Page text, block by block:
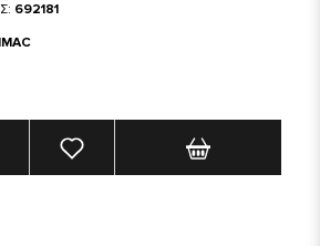
692181